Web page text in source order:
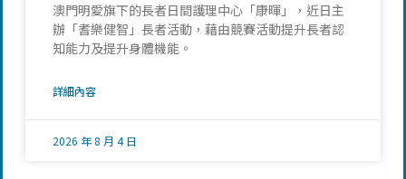
澳門明愛旗下的長者日間護理中心「康暉」，近日主
辦「耆樂健智」長者活動，藉由競賽活動提升長者認
知能力及提升身體機能。
詳細內容
2026 年 8 月 4 日